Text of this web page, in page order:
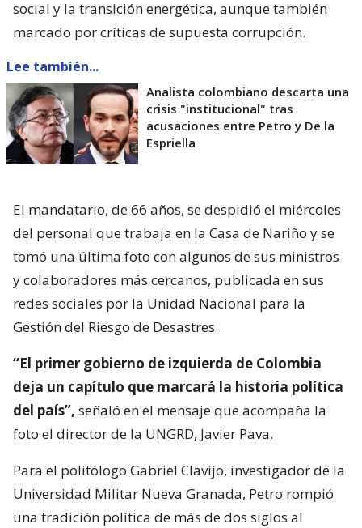
social y la transición energética, aunque también
marcado por críticas de supuesta corrupción.
Lee también...
Analista colombiano descarta una
crisis "institucional" tras
acusaciones entre Petro y De la
Espriella
El mandatario, de 66 años, se despidió el miércoles
del personal que trabaja en la Casa de Nariño y se
tomó una última foto con algunos de sus ministros
y colaboradores más cercanos, publicada en sus
redes sociales por la Unidad Nacional para la
Gestión del Riesgo de Desastres.
“El primer gobierno de izquierda de Colombia
deja un capítulo que marcará la historia política
del país”, señaló en el mensaje que acompaña la
foto el director de la UNGRD, Javier Pava.
Para el politólogo Gabriel Clavijo, investigador de la
Universidad Militar Nueva Granada, Petro rompió
una tradición política de más de dos siglos al